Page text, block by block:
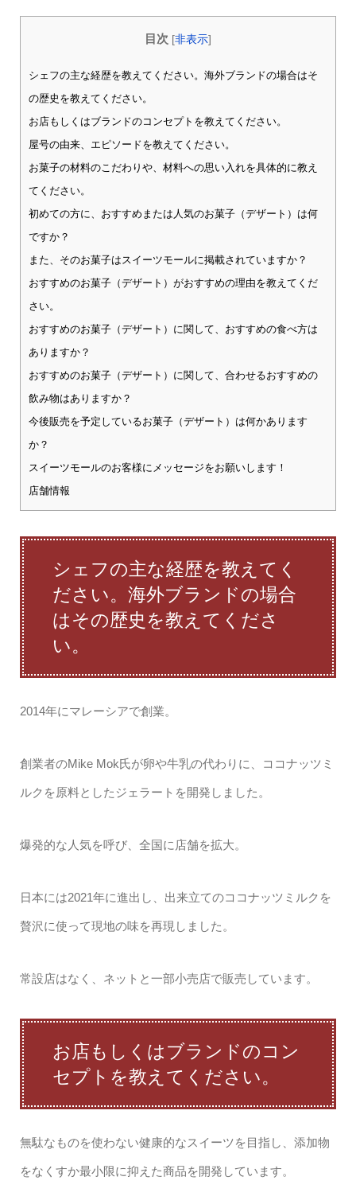
目次 [非表示]
シェフの主な経歴を教えてください。海外ブランドの場合はそ
の歴史を教えてください。
お店もしくはブランドのコンセプトを教えてください。
屋号の由来、エピソードを教えてください。
お菓子の材料のこだわりや、材料への思い入れを具体的に教え
てください。
初めての方に、おすすめまたは人気のお菓子（デザート）は何
ですか？
また、そのお菓子はスイーツモールに掲載されていますか？
おすすめのお菓子（デザート）がおすすめの理由を教えてくだ
さい。
おすすめのお菓子（デザート）に関して、おすすめの食べ方は
ありますか？
おすすめのお菓子（デザート）に関して、合わせるおすすめの
飲み物はありますか？
今後販売を予定しているお菓子（デザート）は何かあります
か？
スイーツモールのお客様にメッセージをお願いします！
店舗情報
シェフの主な経歴を教えてく
ださい。海外ブランドの場合
はその歴史を教えてくださ
い。
2014年にマレーシアで創業。
創業者のMike Mok氏が卵や牛乳の代わりに、ココナッツミ
ルクを原料としたジェラートを開発しました。
爆発的な人気を呼び、全国に店舗を拡大。
日本には2021年に進出し、出来立てのココナッツミルクを
贅沢に使って現地の味を再現しました。
常設店はなく、ネットと一部小売店で販売しています。
お店もしくはブランドのコン
セプトを教えてください。
無駄なものを使わない健康的なスイーツを目指し、添加物
をなくすか最小限に抑えた商品を開発しています。